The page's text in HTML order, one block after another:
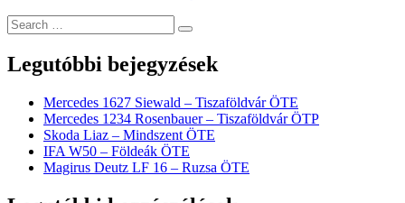
Legutóbbi bejegyzések
Mercedes 1627 Siewald – Tiszaföldvár ÖTE
Mercedes 1234 Rosenbauer – Tiszaföldvár ÖTP
Skoda Liaz – Mindszent ÖTE
IFA W50 – Földeák ÖTE
Magirus Deutz LF 16 – Ruzsa ÖTE